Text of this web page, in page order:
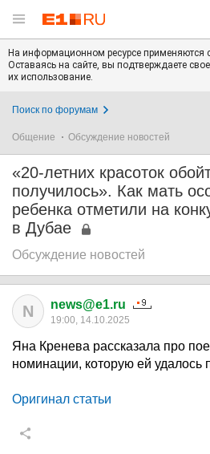
На информационном ресурсе применяются
Оставаясь на сайте, вы подтверждаете свое
их использование.
Поиск по форумам
Общение Обсуждение новостей
«20-летних красоток
получилось». Как мать
ребенка отметили на
в Дубае
Обсуждение новостей
N news@e1.ru
19:00, 14.10.2025
Яна Кренева рассказала про
номинации, которую ей удалось
Оригинал статьи